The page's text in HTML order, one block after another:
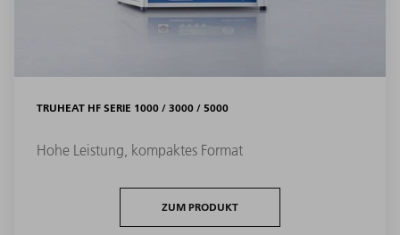
TRUHEAT HF SERIE 1000 / 3000 / 5000
Hohe Leistung, kompaktes Format
ZUM PRODUKT